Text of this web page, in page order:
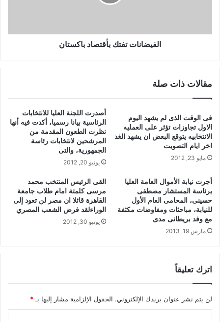
الفيضانات تفتك بأقتصاد باكستان
مقالات ذات صلة
فى الوقت الذى لم يشهد اليوم
الاول تجاوزات تؤثر على العمليه
الانتخابيه يتوقع البعض ان يشهد الغد
اخر ايام التصويت
مايو 23, 2012
أصدرت اللجنة العليا للانتخابات
الرئاسية بيانا رسميا، أكدت فيه أنها
نظرت الطعون المقدمة من
المرشحين لانتخابات رئاسة
الجمهورية، والتى
يونيو 20, 2012
أجرت نيابة الأموال العامة العليا
برئاسة المستشار مصطفى
حسينى، المحامى العام الأول
للنيابة، مباحثات ومفاوضات مكثفة
مع وفد بريطانى مدى
مارس 19, 2013
القى الرئيس المنتخب محمد
مرسى كلمتة امام طلاب جامعة
القاهرة قائلا ان مصر لن تعود إلى
الوراءلقد فرض الشعب المصري
يونيو 30, 2012
اترك تعليقاً
لن يتم نشر عنوان بريدك الإلكتروني. الحقول الإلزامية مشار إليها بـ *